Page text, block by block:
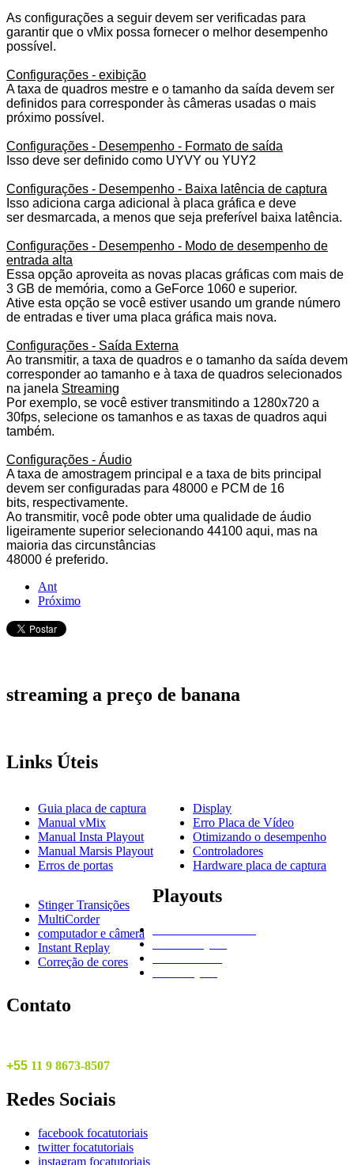
As configurações a seguir devem ser verificadas para
garantir que o vMix possa fornecer o melhor desempenho
possível.
Configurações - exibição
A taxa de quadros mestre e o tamanho da saída devem ser
definidos para corresponder às câmeras usadas o mais
próximo possível.
Configurações - Desempenho - Formato de saída
Isso deve ser definido como UYVY ou YUY2
Configurações - Desempenho - Baixa latência de captura
Isso adiciona carga adicional à placa gráfica e deve
ser desmarcada, a menos que seja preferível baixa latência.
Configurações - Desempenho - Modo de desempenho de
entrada alta
Essa opção aproveita as novas placas gráficas com mais de
3 GB de memória, como a GeForce 1060 e superior.
Ative esta opção se você estiver usando um grande número
de entradas e tiver uma placa gráfica mais nova.
Configurações - Saída Externa
Ao transmitir, a taxa de quadros e o tamanho da saída devem
corresponder ao tamanho e à taxa de quadros selecionados
na janela Streaming
Por exemplo, se você estiver transmitindo a 1280x720 a
30fps, selecione os tamanhos e as taxas de quadros aqui
também.
Configurações - Áudio
A taxa de amostragem principal e a taxa de bits principal
devem ser configuradas para 48000 e PCM de 16
bits, respectivamente.
Ao transmitir, você pode obter uma qualidade de áudio
ligeiramente superior selecionando 44100 aqui, mas na
maioria das circunstâncias
48000 é preferido.
Ant
Próximo
streaming a preço de banana
Links Úteis
Guia placa de captura
Manual vMix
Manual Insta Playout
Manual Marsis Playout
Erros de portas
Display
Erro Placa de Vídeo
Otimizando o desempenho
Controladores
Hardware placa de captura
Stinger Transições
MultiCorder
computador e câmera
Instant Replay
Correção de cores
Playouts
Contato
+55 11 9 8673-8507
Redes Sociais
facebook focatutoriais
twitter focatutoriais
instagram focatutoriais